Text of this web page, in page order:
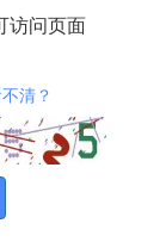
访问页面
清？